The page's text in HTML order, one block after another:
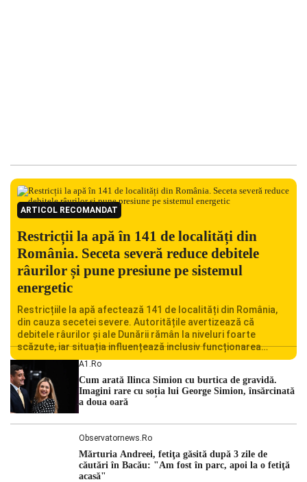
ARTICOL RECOMANDAT
Restricții la apă în 141 de localități din
România. Seceta severă reduce debitele
râurilor și pune presiune pe sistemul
energetic
Restricțiile la apă afectează 141 de localități din România,
din cauza secetei severe. Autoritățile avertizează că
debitele râurilor și ale Dunării rămân la niveluri foarte
scăzute, iar situația influențează inclusiv funcționarea
Centralei Nucleare de la Cernavodă. România se confruntă
cu una dintre cele mai dificile perioade din punct de vedere
hidrologic din ultimii ani. Lipsa […]
A1.ro
Cum arată Ilinca Simion cu burtica de gravidă.
Imagini rare cu soția lui George Simion, însărcinată
a doua oară
Observatornews.ro
Mărturia Andreei, fetiţa găsită după 3 zile de
căutări în Bacău: "Am fost în parc, apoi la o fetiţă
acasă"